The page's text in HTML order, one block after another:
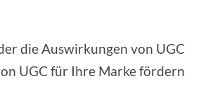
die Auswirkungen von UGC
UGC für Ihre Marke fördern